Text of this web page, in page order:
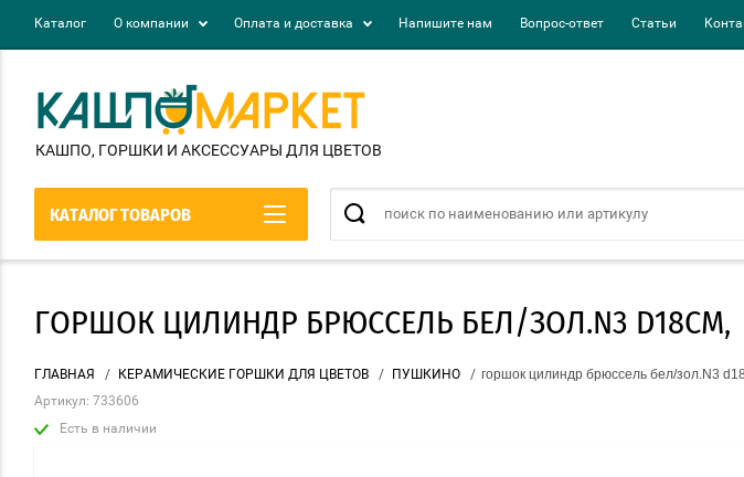
Каталог О компании Оплата и доставка Напишите нам Вопрос-ответ Статьи
КАШПО, ГОРШКИ И АКСЕСCУАРЫ ДЛЯ ЦВЕТОВ
КАТАЛОГ ТОВАРОВ
ГОРШОК ЦИЛИНДР БРЮССЕЛЬ БЕЛ/ЗОЛ.N3 D18СМ,
ГЛАВНАЯ / КЕРАМИЧЕСКИЕ ГОРШКИ ДЛЯ ЦВЕТОВ / ПУШКИНО / горшок цилиндр брюссель бел/зол.N3
Артикул: 733606
Есть в наличии